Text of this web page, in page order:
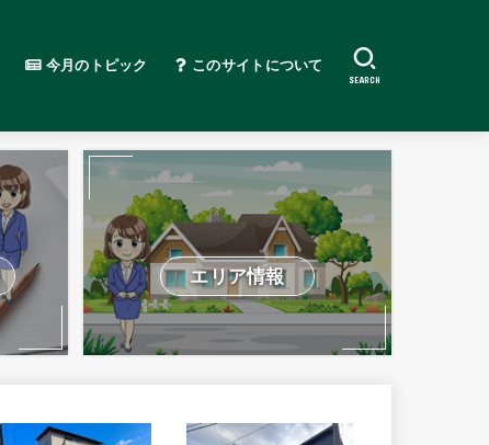
今月のトピック このサイトについて
SEARCH
エリア情報